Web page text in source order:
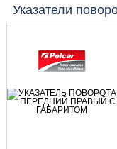
Указатели